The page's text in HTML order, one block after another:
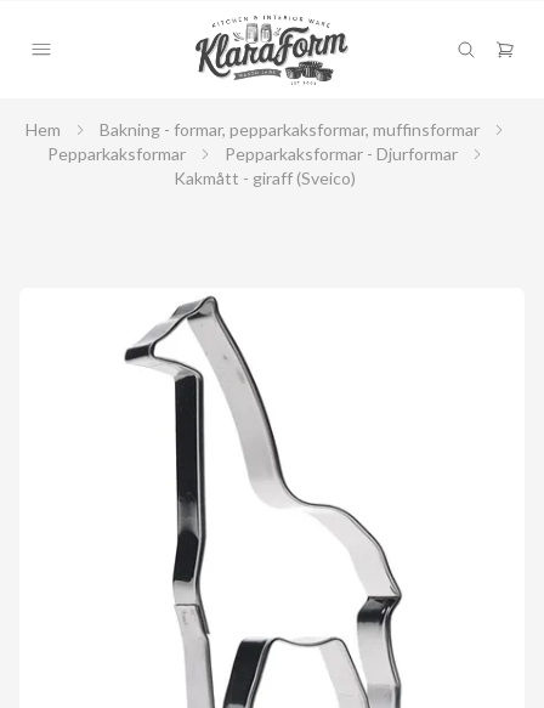
Hem
Bakning - formar, pepparkaksformar, muffinsformar
Pepparkaksformar
Pepparkaksformar - Djurformar
Kakmått - giraff (Sveico)